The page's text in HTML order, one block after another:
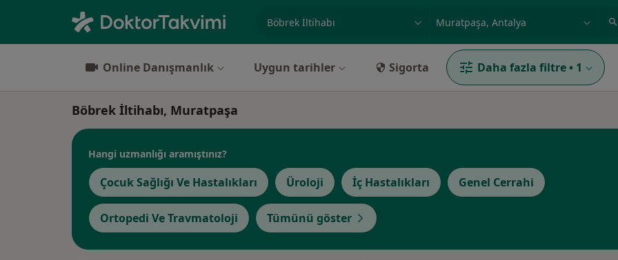
Uzmanlık, ilgi alanı ve hastalık, isim
Online Danışmanlık Uygun tarihler Sigorta Daha fazla filtre • 1
Böbrek İltihabı, Muratpaşa
Hangi uzmanlığı aramıştınız?
Çocuk Sağlığı Ve Hastalıkları Üroloji İç Hastalıkları Genel Cerrahi
Ortopedi Ve Travmatoloji Tümünü göster